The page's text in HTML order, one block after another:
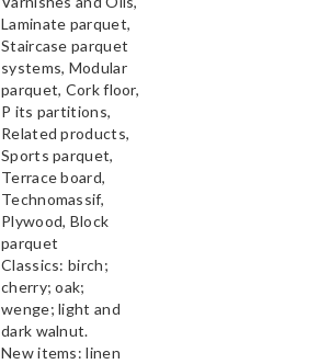
Laminate parquet,
Staircase parquet
systems, Modular
parquet, Cork floor,
P its partitions,
Related products,
Sports parquet,
Terrace board,
Technomassif,
Plywood, Block
parquet
Classics: birch;
cherry; oak;
wenge; light and
dark walnut.
New items: linen